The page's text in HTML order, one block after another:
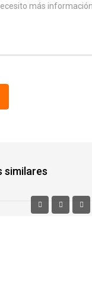
similares